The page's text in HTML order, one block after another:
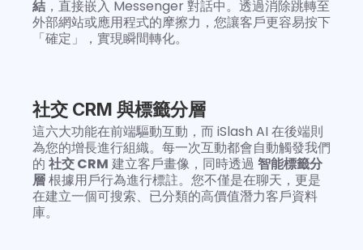
結 ，直接嵌入 Messenger 對話中。透過消除跳轉至
外部網站或應用程式的摩擦力，您讓客戶更容易按下
「確定」，實現瞬間轉化。
社交 CRM 與標籤分層
這六大功能在前端驅動互動，而 iSlash AI 在後端則
為您的增長進行組織。每一次互動都會自動觸發我們
的 社交 CRM 建立客戶畫像，同時透過 智能標籤分
層 根據用戶行為進行標註。您不僅是在聊天，更是
在建立一個可搜索、已分類的高價值潛力客戶資料
庫。